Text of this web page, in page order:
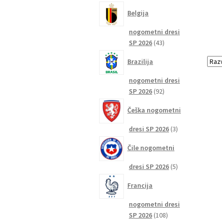
Belgija
nogometni dresi
SP 2026 4343
Brazilija
nogometni dresi
SP 2026 9292
Češka nogometni
dresi SP 2026 33
Čile nogometni
dresi SP 2026 55
Francija
nogometni dresi
SP 2026 108108